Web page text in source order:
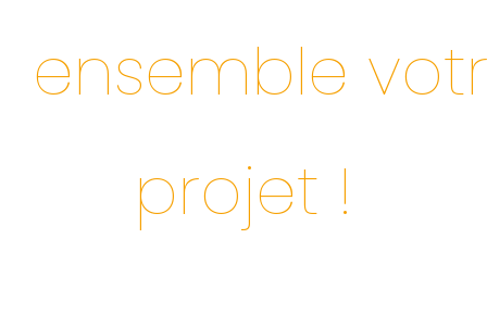
ensemble
projet !